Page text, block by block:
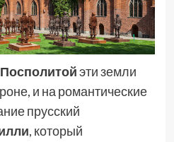
эти земли
и на романтические
прусский
, который